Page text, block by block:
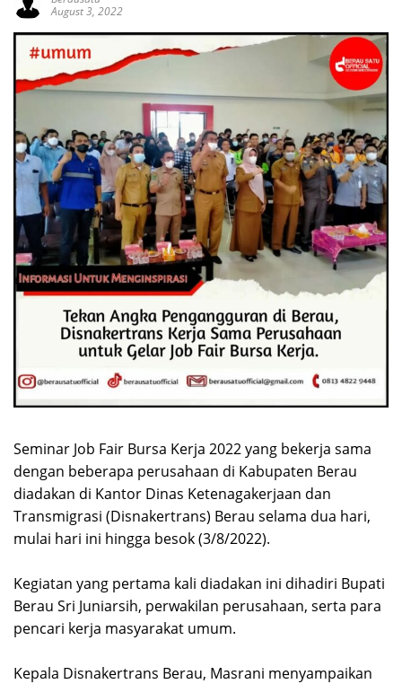
August 3, 2022
Seminar Job Fair Bursa Kerja 2022 yang bekerja sama
dengan beberapa perusahaan di Kabupaten Berau
diadakan di Kantor Dinas Ketenagakerjaan dan
Transmigrasi (Disnakertrans) Berau selama dua hari,
mulai hari ini hingga besok (3/8/2022).
Kegiatan yang pertama kali diadakan ini dihadiri Bupati
Berau Sri Juniarsih, perwakilan perusahaan, serta para
pencari kerja masyarakat umum.
Kepala Disnakertrans Berau, Masrani menyampaikan